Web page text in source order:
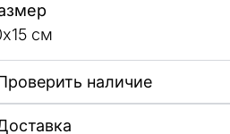
см
наличие